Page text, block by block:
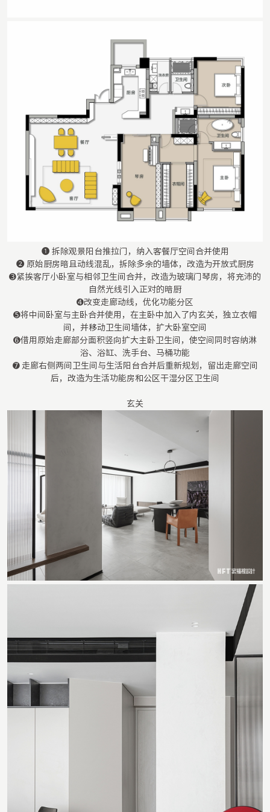
❶ 拆除观景阳台推拉门，纳入客餐厅空间合并使用
❷ 原始厨房暗且动线混乱，拆除多余的墙体，改造为开放式厨房
➌紧挨客厅小卧室与相邻卫生间合并，改造为玻璃门琴房，将充沛的
自然光线引入正对的暗厨
➍改变走廊动线，优化功能分区
➎将中间卧室与主卧合并使用，在主卧中加入了内玄关，独立衣帽
间，并移动卫生间墙体，扩大卧室空间
➏借用原始走廊部分面积竖向扩大主卧卫生间，使空间同时容纳淋
浴、浴缸、洗手台、马桶功能
➐ 走廊右侧两间卫生间与生活阳台合并后重新规划，留出走廊空间
后，改造为生活功能房和公区干湿分区卫生间
玄关